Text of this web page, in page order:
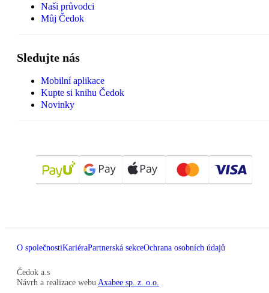
Naši průvodci
Můj Čedok
Sledujte nás
Mobilní aplikace
Kupte si knihu Čedok
Novinky
O společnostiKariéraPartnerská sekceOchrana osobních údajů
Čedok a.s
Návrh a realizace webu Axabee sp. z. o.o.